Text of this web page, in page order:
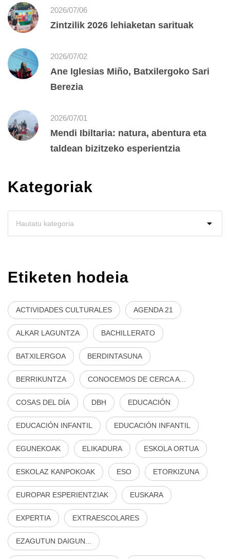
2026/07/06
Zintzilik 2026 lehiaketan sarituak
2026/07/02
Ane Iglesias Miño, Batxilergoko Sari
Berezia
2026/07/01
Mendi Ibiltaria: natura, abentura eta
taldean bizitzeko esperientzia
Kategoriak
Etiketen hodeia
ACTIVIDADES CULTURALES AGENDA 21
ALKAR LAGUNTZA BACHILLERATO
BATXILERGOA BERDINTASUNA
BERRIKUNTZA CONOCEMOS DE CERCA A...
COSAS DEL DÍA DBH EDUCACIÓN
EDUCACIÓN INFANTIL EDUCACIÓN INFANTIL
EGUNEKOAK ELIKADURA ESKOLA ORTUA
ESKOLAZ KANPOKOAK ESO ETORKIZUNA
EUROPAR ESPERIENTZIAK EUSKARA
EXPERTIA EXTRAESCOLARES
EZAGUTUN DAIGUN...